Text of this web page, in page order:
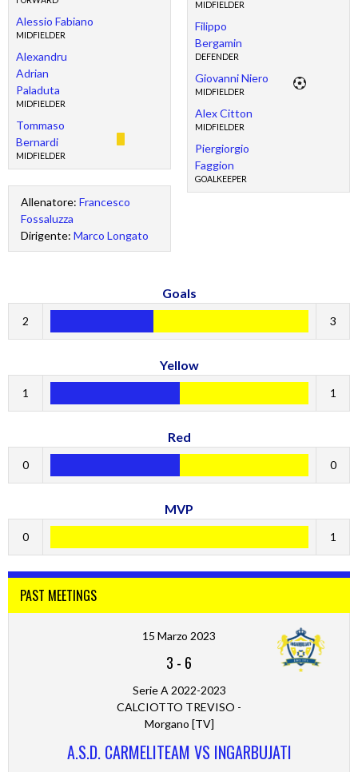
Alessio Fabiano
MIDFIELDER
Alexandru
Adrian
Paladuta
MIDFIELDER
Tommaso
Bernardi
MIDFIELDER
Allenatore: Francesco
Fossaluzza
Dirigente: Marco Longato
MIDFIELDER
Filippo
Bergamin
DEFENDER
Giovanni Niero
MIDFIELDER
Alex Citton
MIDFIELDER
Piergiorgio
Faggion
GOALKEEPER
Goals
2 3
Yellow
1 1
Red
0 0
MVP
0 1
PAST MEETINGS
15 Marzo 2023
3 - 6
Serie A 2022-2023
CALCIOTTO TREVISO -
Morgano [TV]
A.S.D. CARMELITEAM VS INGARBUJATI